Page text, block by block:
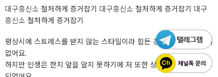
대구흥신소 철처하게 증거잡기 대구흥신소 철처하게 증거잡기 대구
흥신소 철처하게 증거잡기
평상시에 스트레스를 받지 않는 스타일이라 힘든 경험을 한 적은 많이
없어요.
하지만 인생은 한치 앞을 알지 못하기에 저 또한 상당한 충격을 받게